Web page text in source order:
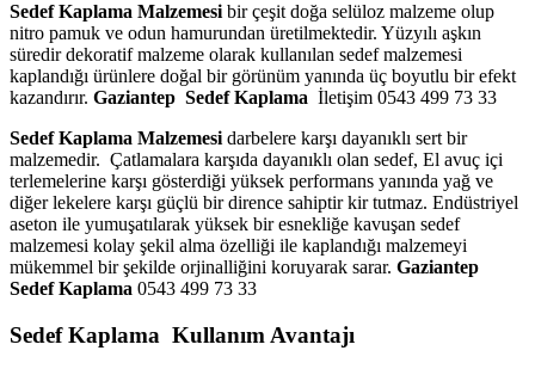
Sedef Kaplama Malzemesi bir çeşit doğa selüloz malzeme olup
nitro pamuk ve odun hamurundan üretilmektedir. Yüzyılı aşkın
süredir dekoratif malzeme olarak kullanılan sedef malzemesi
kaplandığı ürünlere doğal bir görünüm yanında üç boyutlu bir efekt
kazandırır. Gaziantep Sedef Kaplama İletişim 0543 499 73 33
Sedef Kaplama Malzemesi darbelere karşı dayanıklı sert bir
malzemedir. Çatlamalara karşıda dayanıklı olan sedef, El avuç içi
terlemelerine karşı gösterdiği yüksek performans yanında yağ ve
diğer lekelere karşı güçlü bir dirence sahiptir kir tutmaz. Endüstriyel
aseton ile yumuşatılarak yüksek bir esnekliğe kavuşan sedef
malzemesi kolay şekil alma özelliği ile kaplandığı malzemeyi
mükemmel bir şekilde orjinalliğini koruyarak sarar. Gaziantep
Sedef Kaplama 0543 499 73 33
Sedef Kaplama Kullanım Avantajı